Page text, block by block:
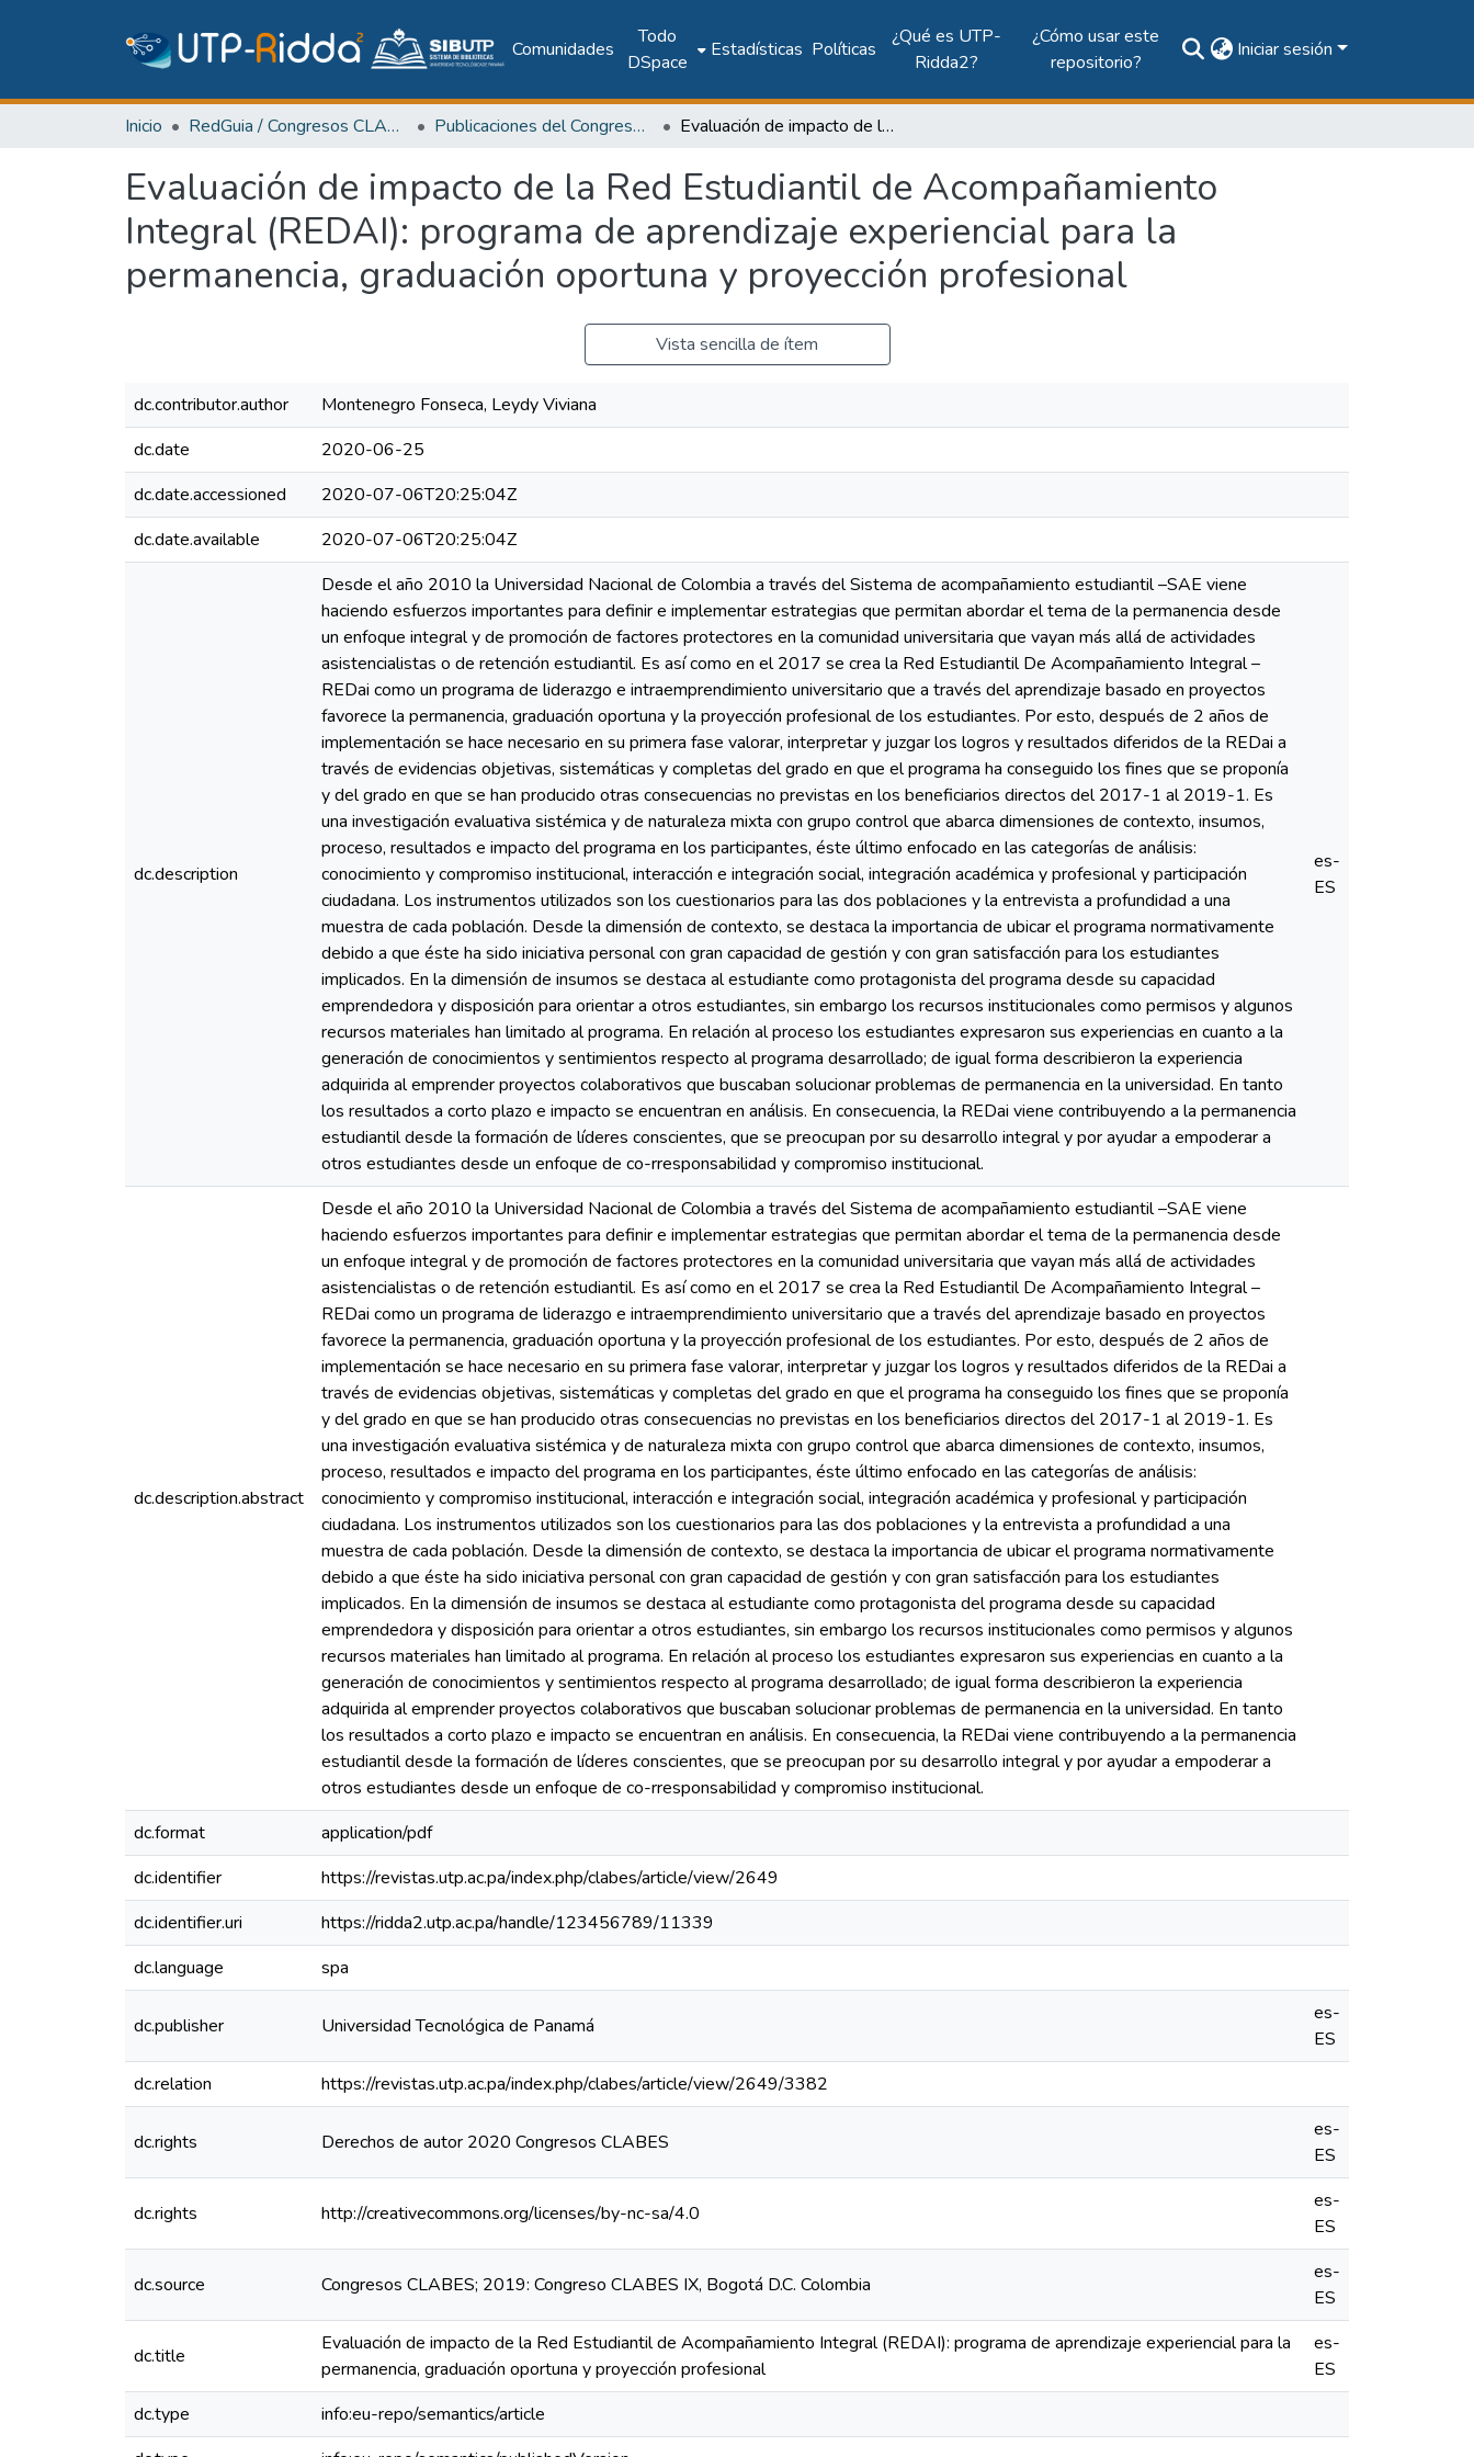
Comunidades
Todo
DSpace
Estadísticas Políticas
¿Qué es UTP-
Ridda2?
¿Cómo usar este
repositorio?
Iniciar sesión
Inicio RedGuia / Congresos CLABES Publicaciones del Congreso Internacional CLABES Evaluación de impacto de la Red Estudiantil de Acompañamiento Integral (REDAI): programa de aprendizaje experiencial para la permanencia, graduación oportuna y proyección profesional
Evaluación de impacto de la Red Estudiantil de Acompañamiento
Integral (REDAI): programa de aprendizaje experiencial para la
permanencia, graduación oportuna y proyección profesional
Vista sencilla de ítem
dc.contributor.author
Montenegro Fonseca, Leydy Viviana
dc.date
2020-06-25
dc.date.accessioned
2020-07-06T20:25:04Z
dc.date.available
2020-07-06T20:25:04Z
dc.description
Desde el año 2010 la Universidad Nacional de Colombia a través del Sistema de acompañamiento estudiantil –SAE viene
haciendo esfuerzos importantes para definir e implementar estrategias que permitan abordar el tema de la permanencia desde
un enfoque integral y de promoción de factores protectores en la comunidad universitaria que vayan más allá de actividades
asistencialistas o de retención estudiantil. Es así como en el 2017 se crea la Red Estudiantil De Acompañamiento Integral –
REDai como un programa de liderazgo e intraemprendimiento universitario que a través del aprendizaje basado en proyectos
favorece la permanencia, graduación oportuna y la proyección profesional de los estudiantes. Por esto, después de 2 años de
implementación se hace necesario en su primera fase valorar, interpretar y juzgar los logros y resultados diferidos de la REDai a
través de evidencias objetivas, sistemáticas y completas del grado en que el programa ha conseguido los fines que se proponía
y del grado en que se han producido otras consecuencias no previstas en los beneficiarios directos del 2017-1 al 2019-1. Es
una investigación evaluativa sistémica y de naturaleza mixta con grupo control que abarca dimensiones de contexto, insumos,
proceso, resultados e impacto del programa en los participantes, éste último enfocado en las categorías de análisis:
conocimiento y compromiso institucional, interacción e integración social, integración académica y profesional y participación
ciudadana. Los instrumentos utilizados son los cuestionarios para las dos poblaciones y la entrevista a profundidad a una
muestra de cada población. Desde la dimensión de contexto, se destaca la importancia de ubicar el programa normativamente
debido a que éste ha sido iniciativa personal con gran capacidad de gestión y con gran satisfacción para los estudiantes
implicados. En la dimensión de insumos se destaca al estudiante como protagonista del programa desde su capacidad
emprendedora y disposición para orientar a otros estudiantes, sin embargo los recursos institucionales como permisos y algunos
recursos materiales han limitado al programa. En relación al proceso los estudiantes expresaron sus experiencias en cuanto a la
generación de conocimientos y sentimientos respecto al programa desarrollado; de igual forma describieron la experiencia
adquirida al emprender proyectos colaborativos que buscaban solucionar problemas de permanencia en la universidad. En tanto
los resultados a corto plazo e impacto se encuentran en análisis. En consecuencia, la REDai viene contribuyendo a la permanencia
estudiantil desde la formación de líderes conscientes, que se preocupan por su desarrollo integral y por ayudar a empoderar a
otros estudiantes desde un enfoque de co-rresponsabilidad y compromiso institucional.
es-
ES
dc.description.abstract
Desde el año 2010 la Universidad Nacional de Colombia a través del Sistema de acompañamiento estudiantil –SAE viene
haciendo esfuerzos importantes para definir e implementar estrategias que permitan abordar el tema de la permanencia desde
un enfoque integral y de promoción de factores protectores en la comunidad universitaria que vayan más allá de actividades
asistencialistas o de retención estudiantil. Es así como en el 2017 se crea la Red Estudiantil De Acompañamiento Integral –
REDai como un programa de liderazgo e intraemprendimiento universitario que a través del aprendizaje basado en proyectos
favorece la permanencia, graduación oportuna y la proyección profesional de los estudiantes. Por esto, después de 2 años de
implementación se hace necesario en su primera fase valorar, interpretar y juzgar los logros y resultados diferidos de la REDai a
través de evidencias objetivas, sistemáticas y completas del grado en que el programa ha conseguido los fines que se proponía
y del grado en que se han producido otras consecuencias no previstas en los beneficiarios directos del 2017-1 al 2019-1. Es
una investigación evaluativa sistémica y de naturaleza mixta con grupo control que abarca dimensiones de contexto, insumos,
proceso, resultados e impacto del programa en los participantes, éste último enfocado en las categorías de análisis:
conocimiento y compromiso institucional, interacción e integración social, integración académica y profesional y participación
ciudadana. Los instrumentos utilizados son los cuestionarios para las dos poblaciones y la entrevista a profundidad a una
muestra de cada población. Desde la dimensión de contexto, se destaca la importancia de ubicar el programa normativamente
debido a que éste ha sido iniciativa personal con gran capacidad de gestión y con gran satisfacción para los estudiantes
implicados. En la dimensión de insumos se destaca al estudiante como protagonista del programa desde su capacidad
emprendedora y disposición para orientar a otros estudiantes, sin embargo los recursos institucionales como permisos y algunos
recursos materiales han limitado al programa. En relación al proceso los estudiantes expresaron sus experiencias en cuanto a la
generación de conocimientos y sentimientos respecto al programa desarrollado; de igual forma describieron la experiencia
adquirida al emprender proyectos colaborativos que buscaban solucionar problemas de permanencia en la universidad. En tanto
los resultados a corto plazo e impacto se encuentran en análisis. En consecuencia, la REDai viene contribuyendo a la permanencia
estudiantil desde la formación de líderes conscientes, que se preocupan por su desarrollo integral y por ayudar a empoderar a
otros estudiantes desde un enfoque de co-rresponsabilidad y compromiso institucional.
dc.format
application/pdf
dc.identifier
https://revistas.utp.ac.pa/index.php/clabes/article/view/2649
dc.identifier.uri
https://ridda2.utp.ac.pa/handle/123456789/11339
dc.language
spa
dc.publisher Universidad Tecnológica de Panamá
es-
ES
dc.relation
https://revistas.utp.ac.pa/index.php/clabes/article/view/2649/3382
dc.rights Derechos de autor 2020 Congresos CLABES
es-
ES
dc.rights http://creativecommons.org/licenses/by-nc-sa/4.0
es-
ES
dc.source Congresos CLABES; 2019: Congreso CLABES IX, Bogotá D.C. Colombia
es-
ES
dc.title
Evaluación de impacto de la Red Estudiantil de Acompañamiento Integral (REDAI): programa de aprendizaje experiencial para la
permanencia, graduación oportuna y proyección profesional
es-
ES
dc.type
info:eu-repo/semantics/article